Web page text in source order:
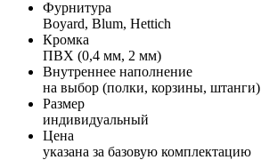
Фурнитура
Boyard, Blum, Hettich
Кромка
ПВХ (0,4 мм, 2 мм)
Внутреннее наполнение
на выбор (полки, корзины, штанги)
Размер
индивидуальный
Цена
указана за базовую комплектацию